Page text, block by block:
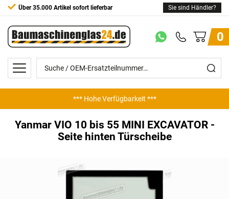
Über 35.000 Artikel sofort lieferbar Sie sind Händler?
0
*** Hohe Verfügbarkeit ***
Yanmar VIO 10 bis 55 MINI EXCAVATOR -
Seite hinten Türscheibe